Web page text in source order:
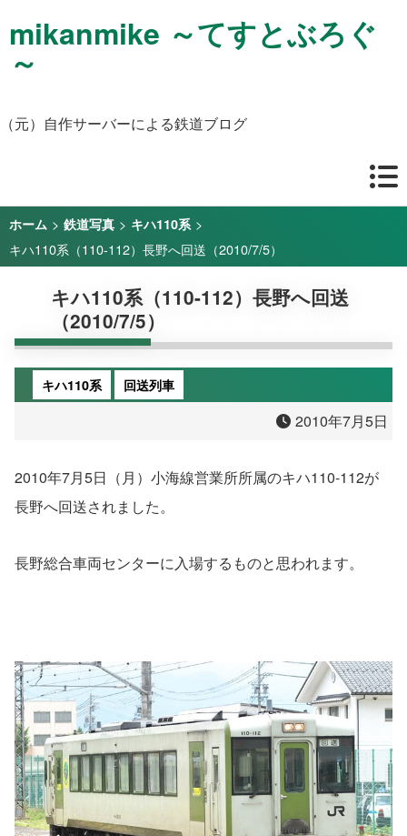
mikanmike ～てすとぶろぐ
～
（元）自作サーバーによる鉄道ブログ
ホーム > 鉄道写真 > キハ110系 >
キハ110系（110-112）長野へ回送（2010/7/5）
キハ110系（110-112）長野へ回送
（2010/7/5）
キハ110系 回送列車
2010年7月5日
2010年7月5日（月）小海線営業所所属のキハ110-112が
長野へ回送されました。
長野総合車両センターに入場するものと思われます。